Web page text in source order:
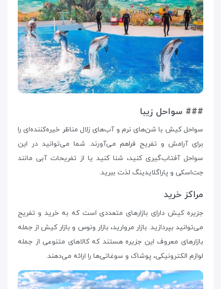
### سواحل زیبا
سواحل کیش با شن‌های نرم و آب‌های زلال مناظر خیره‌کننده‌ای را
برای آرامش و تفریح فراهم می‌آورند. شما می‌توانید در این
سواحل آفتاب‌گیری کنید، شنا کنید یا از تفریحات آبی مانند
جت‌اسکی و پاراگلایدینگ لذت ببرید.
مراکز خرید
جزیره کیش دارای بازارهای متعددی است که به خرید و تفریح
می‌توانید بپردازید. بازار مروارید، بازار ونوس و بازار کیش از جمله
بازارهای معروف این جزیره هستند که کالاهای متنوعی از جمله
لوازم الکترونیکی، پوشاک و سوغاتی‌ها را ارائه می‌دهند.